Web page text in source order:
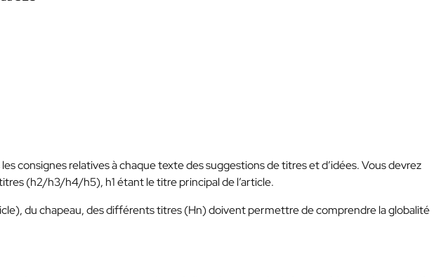
consignes relatives à chaque texte des suggestions de titres et d’idées. Vous devrez
(h2/h3/h4/h5), h1 étant le titre principal de l’article.
du chapeau, des différents titres (Hn) doivent permettre de comprendre la globalité